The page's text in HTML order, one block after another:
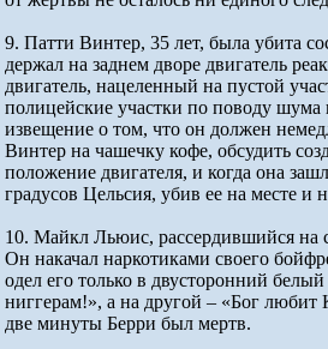
9. Патти Винтер, 35 лет, была убита
держал на заднем дворе двигатель
двигатель, нацеленный на пустой
полицейские участки по поводу
извещение о том, что он должен
Винтер на чашечку кофе, обсудить
положение двигателя, и когда она
градусов Цельсия, убив ее на месте и
10. Майкл Льюис, рассердившийся на
Он накачал наркотиками своего
одел его только в двусторонний
ниггерам!», а на другой – «Бог любит
две минуты Берри был мертв.